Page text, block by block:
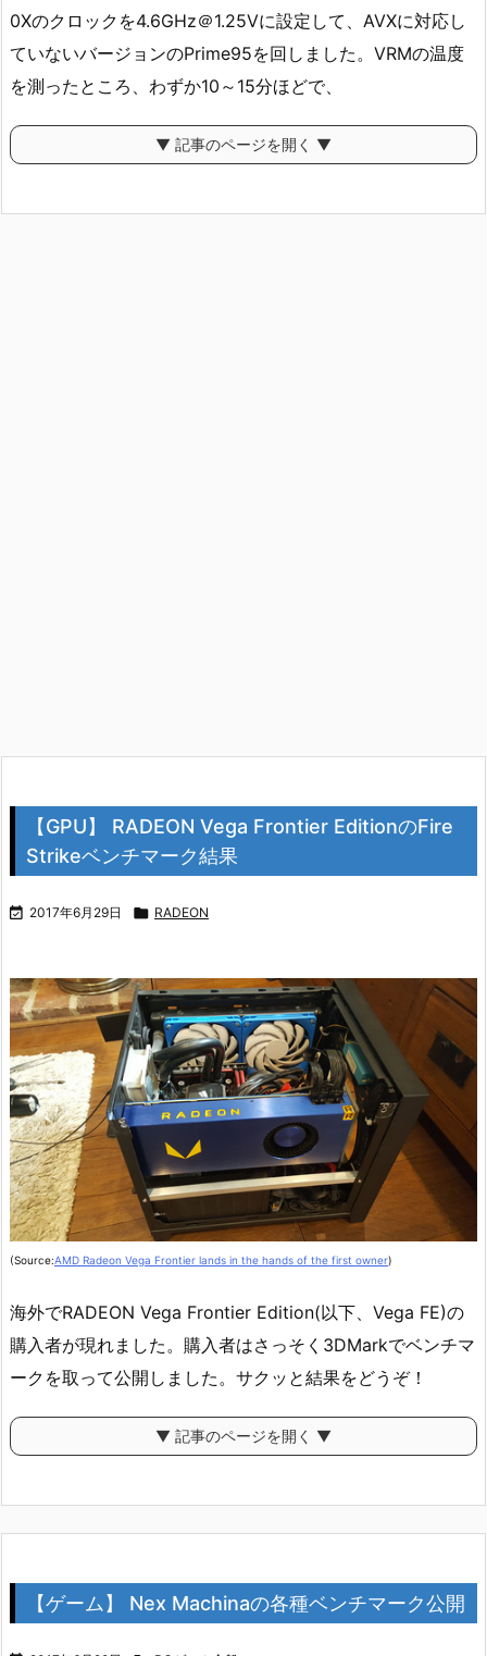
0Xのクロックを4.6GHz＠1.25Vに設定して、AVXに対応し
ていないバージョンのPrime95を回しました。VRMの温度
を測ったところ、わずか10～15分ほどで、
▼ 記事のページを開く ▼
【GPU】 RADEON Vega Frontier EditionのFire
Strikeベンチマーク結果
 2017年6月29日  RADEON
(Source:AMD Radeon Vega Frontier lands in the hands of the first owner)
海外でRADEON Vega Frontier Edition(以下、Vega FE)の
購入者が現れました。購入者はさっそく3DMarkでベンチマ
ークを取って公開しました。サクッと結果をどうぞ！
▼ 記事のページを開く ▼
【ゲーム】 Nex Machinaの各種ベンチマーク公開